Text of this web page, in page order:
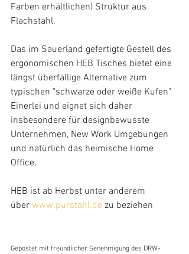
Farben erhältlichen) Struktur aus
Flachstahl.
Das im Sauerland gefertigte Gestell des
ergonomischen HEB Tisches bietet eine
längst überfällige Alternative zum
typischen "schwarze oder weiße Kufen"
Einerlei und eignet sich daher
insbesondere für designbewusste
Unternehmen, New Work Umgebungen
und natürlich das heimische Home
Office.
HEB ist ab Herbst unter anderem
über www.purstahl.de zu beziehen
Gepostet mit freundlicher Genehmigung des DRW-